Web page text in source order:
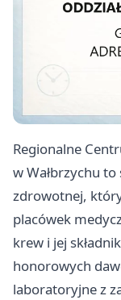
Regionalne
w Wałbrzychu
zdrowotnej,
placówek
krew i jej
honorowych
laboratoryjne z